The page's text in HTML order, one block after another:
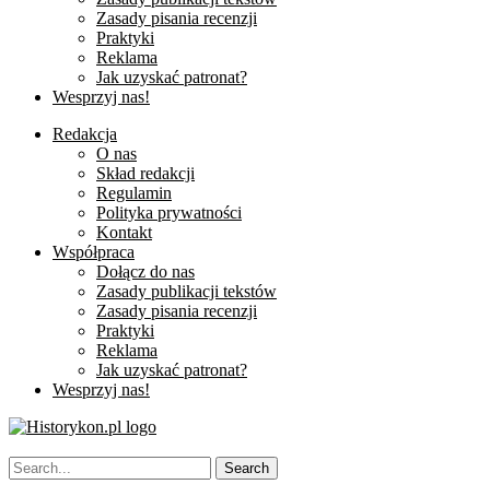
Zasady pisania recenzji
Praktyki
Reklama
Jak uzyskać patronat?
Wesprzyj nas!
Redakcja
O nas
Skład redakcji
Regulamin
Polityka prywatności
Kontakt
Współpraca
Dołącz do nas
Zasady publikacji tekstów
Zasady pisania recenzji
Praktyki
Reklama
Jak uzyskać patronat?
Wesprzyj nas!